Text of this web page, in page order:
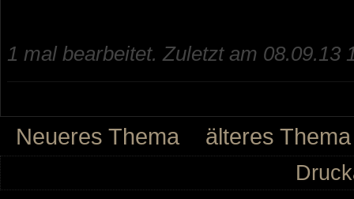
1 mal bearbeitet. Zuletzt am 08.09.13
Neueres Thema älteres Thema